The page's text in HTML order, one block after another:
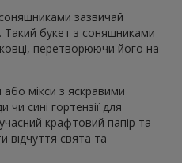
зазвичай
Такий букет з соняшниками
перетворюючи його на
мікси з яскравими
сині гортензії для
крафтовий папір та
відчуття свята та